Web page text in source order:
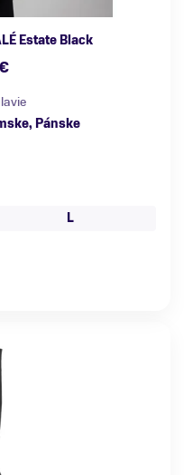
Estate Black
Pánske
L